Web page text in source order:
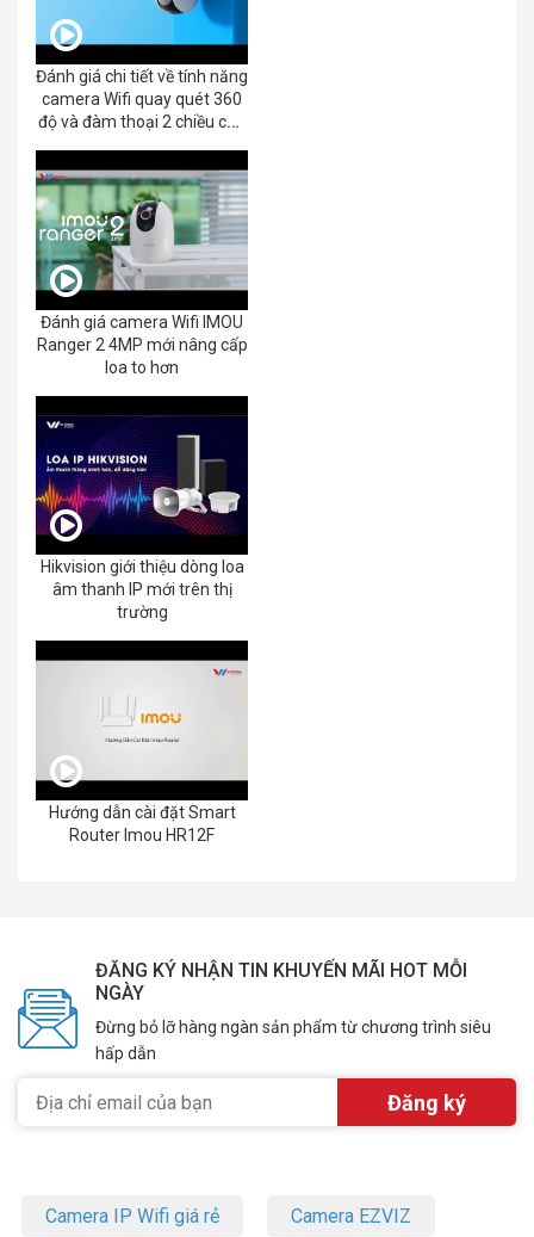
Đánh giá chi tiết về tính năng
camera Wifi quay quét 360
độ và đàm thoại 2 chiều của
Đánh giá camera Wifi IMOU
Ranger 2 4MP mới nâng cấp
loa to hơn
Hikvision giới thiệu dòng loa
âm thanh IP mới trên thị
trường
Hướng dẫn cài đặt Smart
Router Imou HR12F
ĐĂNG KÝ NHẬN TIN KHUYẾN MÃI HOT MỖI
NGÀY
Đừng bỏ lỡ hàng ngàn sản phẩm từ chương trình siêu
hấp dẫn
Camera IP Wifi giá rẻ Camera EZVIZ